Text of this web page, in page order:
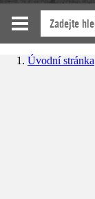
Úvodní stránka